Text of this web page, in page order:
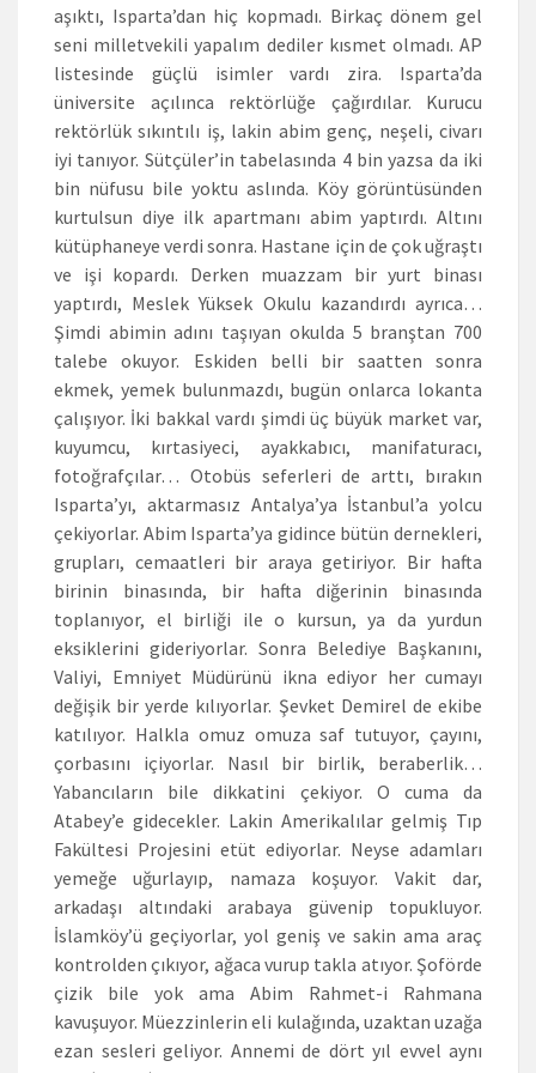
aşıktı, Isparta’dan hiç kopmadı. Birkaç dönem gel
seni milletvekili yapalım dediler kısmet olmadı. AP
listesinde güçlü isimler vardı zira. Isparta’da
üniversite açılınca rektörlüğe çağırdılar. Kurucu
rektörlük sıkıntılı iş, lakin abim genç, neşeli, civarı
iyi tanıyor. Sütçüler’in tabelasında 4 bin yazsa da iki
bin nüfusu bile yoktu aslında. Köy görüntüsünden
kurtulsun diye ilk apartmanı abim yaptırdı. Altını
kütüphaneye verdi sonra. Hastane için de çok uğraştı
ve işi kopardı. Derken muazzam bir yurt binası
yaptırdı, Meslek Yüksek Okulu kazandırdı ayrıca…
Şimdi abimin adını taşıyan okulda 5 branştan 700
talebe okuyor. Eskiden belli bir saatten sonra
ekmek, yemek bulunmazdı, bugün onlarca lokanta
çalışıyor. İki bakkal vardı şimdi üç büyük market var,
kuyumcu, kırtasiyeci, ayakkabıcı, manifaturacı,
fotoğrafçılar… Otobüs seferleri de arttı, bırakın
Isparta’yı, aktarmasız Antalya’ya İstanbul’a yolcu
çekiyorlar. Abim Isparta’ya gidince bütün dernekleri,
grupları, cemaatleri bir araya getiriyor. Bir hafta
birinin binasında, bir hafta diğerinin binasında
toplanıyor, el birliği ile o kursun, ya da yurdun
eksiklerini gideriyorlar. Sonra Belediye Başkanını,
Valiyi, Emniyet Müdürünü ikna ediyor her cumayı
değişik bir yerde kılıyorlar. Şevket Demirel de ekibe
katılıyor. Halkla omuz omuza saf tutuyor, çayını,
çorbasını içiyorlar. Nasıl bir birlik, beraberlik…
Yabancıların bile dikkatini çekiyor. O cuma da
Atabey’e gidecekler. Lakin Amerikalılar gelmiş Tıp
Fakültesi Projesini etüt ediyorlar. Neyse adamları
yemeğe uğurlayıp, namaza koşuyor. Vakit dar,
arkadaşı altındaki arabaya güvenip topukluyor.
İslamköy’ü geçiyorlar, yol geniş ve sakin ama araç
kontrolden çıkıyor, ağaca vurup takla atıyor. Şoförde
çizik bile yok ama Abim Rahmet-i Rahmana
kavuşuyor. Müezzinlerin eli kulağında, uzaktan uzağa
ezan sesleri geliyor. Annemi de dört yıl evvel aynı